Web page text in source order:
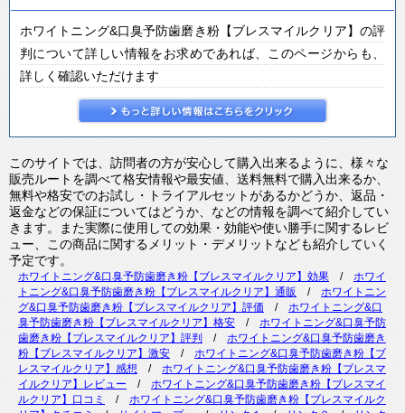
ホワイトニング&口臭予防歯磨き粉【ブレスマイルクリア】の評
判について詳しい情報をお求めであれば、このページからも、
詳しく確認いただけます
このサイトでは、訪問者の方が安心して購入出来るように、様々な
販売ルートを調べて格安情報や最安値、送料無料で購入出来るか、
無料や格安でのお試し・トライアルセットがあるかどうか、返品・
返金などの保証についてはどうか、などの情報を調べて紹介してい
きます。また実際に使用しての効果・効能や使い勝手に関するレビ
ュー、この商品に関するメリット・デメリットなども紹介していく
予定です。
ホワイトニング&口臭予防歯磨き粉【ブレスマイルクリア】効果 / ホワイ
トニング&口臭予防歯磨き粉【ブレスマイルクリア】通販 / ホワイトニン
グ&口臭予防歯磨き粉【ブレスマイルクリア】評価 / ホワイトニング&口
臭予防歯磨き粉【ブレスマイルクリア】格安 / ホワイトニング&口臭予防
歯磨き粉【ブレスマイルクリア】評判
/ ホワイトニング&口臭予防歯磨き
粉【ブレスマイルクリア】激安 / ホワイトニング&口臭予防歯磨き粉【ブ
レスマイルクリア】感想 / ホワイトニング&口臭予防歯磨き粉【ブレスマ
イルクリア】レビュー / ホワイトニング&口臭予防歯磨き粉【ブレスマイ
ルクリア】口コミ
/ ホワイトニング&口臭予防歯磨き粉【ブレスマイルク